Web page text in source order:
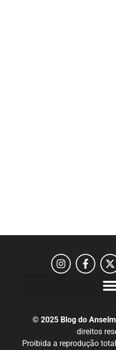
© 2025 Blog do
direitos
Proibida a reprodução